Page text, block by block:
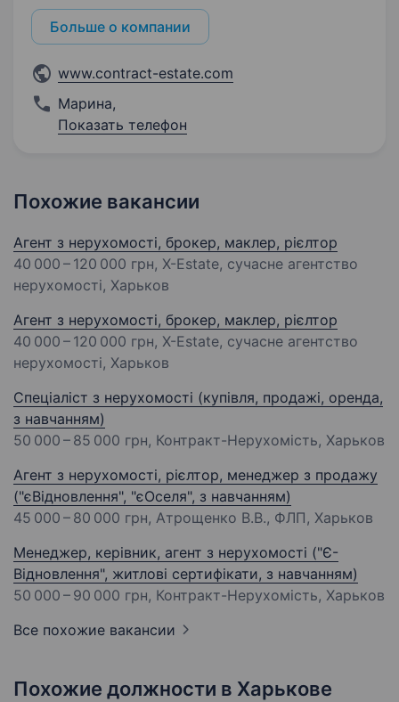
Больше о компании
www.contract-estate.com
Марина,
Показать телефон
Похожие вакансии
Агент з нерухомості, брокер, маклер, рієлтор
40 000 – 120 000 грн, X-Estate, сучасне агентство
нерухомості, Харьков
Агент з нерухомості, брокер, маклер, рієлтор
40 000 – 120 000 грн, X-Estate, сучасне агентство
нерухомості, Харьков
Спеціаліст з нерухомості (купівля, продажі, оренда,
з навчанням)
50 000 – 85 000 грн, Контракт-Нерухомість, Харьков
Агент з нерухомості, рієлтор, менеджер з продажу
("єВідновлення", "єОселя", з навчанням)
45 000 – 80 000 грн, Атрощенко В.В., ФЛП, Харьков
Менеджер, керівник, агент з нерухомості ("Є-
Відновлення", житлові сертифікати, з навчанням)
50 000 – 90 000 грн, Контракт-Нерухомість, Харьков
Все похожие вакансии
Похожие должности в Харькове